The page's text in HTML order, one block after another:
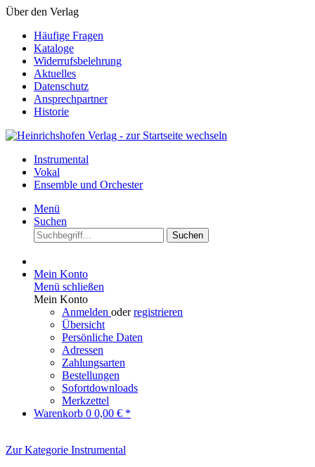
Über den Verlag
Häufige Fragen
Kataloge
Widerrufsbelehrung
Aktuelles
Datenschutz
Ansprechpartner
Historie
Instrumental
Vokal
Ensemble und Orchester
Menü
Suchen
Suchen
Mein Konto
Menü schließen
Mein Konto
Anmelden oderregistrieren
Übersicht
Persönliche Daten
Adressen
Zahlungsarten
Bestellungen
Sofortdownloads
Merkzettel
Warenkorb 0 0,00 € *
Zur Kategorie Instrumental